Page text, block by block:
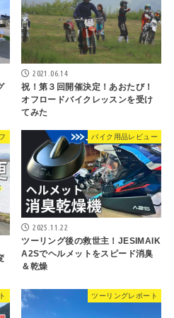
2021.06.14
祝！第３回開催決定！あおたび！
オフロードバイクレッスンを受け
てみた
バイク用品レビュー
2025.11.22
ツーリング後の救世主！JESIMAIK
A2Sでヘルメットをスピード消臭
＆乾燥
ツーリングレポート